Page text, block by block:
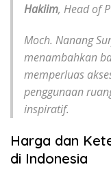
Hakiim, Head of
Moch. Nanang
menambahkan
memperluas
penggunaan
inspiratif.
Harga dan
di Indonesia